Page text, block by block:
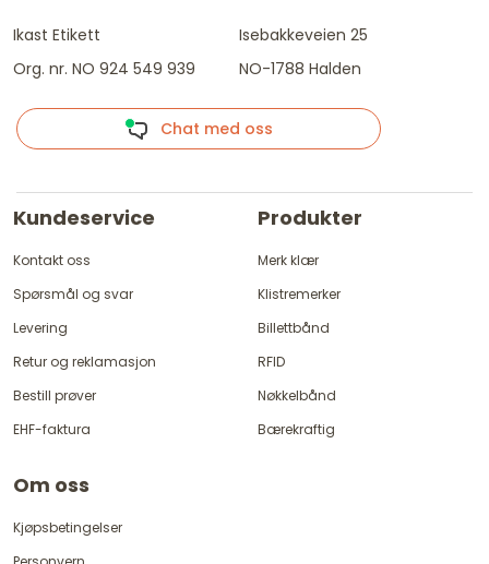
Ikast Etikett
Org. nr. NO 924 549 939
Isebakkeveien 25
NO-1788 Halden
Chat med oss
Kundeservice
Kontakt oss
Spørsmål og svar
Levering
Retur og reklamasjon
Bestill prøver
EHF-faktura
Produkter
Merk klær
Klistremerker
Billettbånd
RFID
Nøkkelbånd
Bærekraftig
Om oss
Kjøpsbetingelser